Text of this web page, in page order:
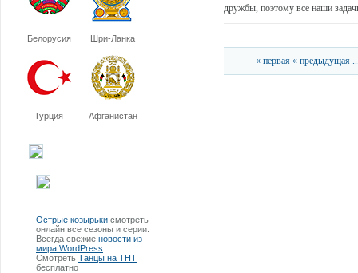
Белорусия Шри-Ланка
Турция Афганистан
Острые козырьки смотреть
онлайн все сезоны и серии.
Всегда свежие новости из
мира WordPress
Смотреть Танцы на ТНТ
бесплатно
дружбы, поэтому все наши
« первая « предыдущая